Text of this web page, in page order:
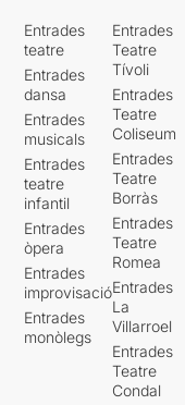
Entrades
teatre
Entrades
dansa
Entrades
musicals
Entrades
teatre
infantil
Entrades
òpera
Entrades
improvisació
Entrades
monòlegs
Entrades
Teatre
Tívoli
Entrades
Teatre
Coliseum
Entrades
Teatre
Borràs
Entrades
Teatre
Romea
Entrades
La
Villarroel
Entrades
Teatre
Condal